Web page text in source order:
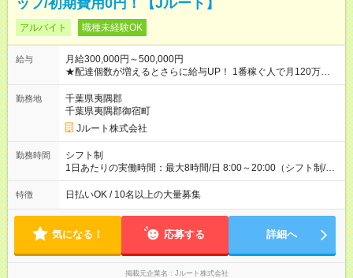
ッフ/初期費用0円！【Jルート】
アルバイト 職種未経験OK
給与
月給300,000円～500,000円
★配達個数が増えるとさらに給与UP！ 1番稼ぐ人で月120万ほ
ど！ ・主要都市エリア 月収55万円／週5日稼働 月収65万~112
万円／週6日稼働 ・地方郊外エリア 月収40万円／週5日稼働 月
収40万円~50万円／週6日稼働 ＜モデルイメージ＞ ■月収50万
円 (27歳男性/江東区在住)※元建築関係 1日150個配達×25日勤務
(日休み) ■月収80万円(43歳男性/墨田区在住)※元営業 1日200個
勤務地
千葉県夷隅郡
千葉県夷隅郡御宿町
Jルート株式会社
勤務時間
シフト制
1日あたりの実働時間：最大8時間/日 8:00～20:00（シフト制/実
働8時間） ※週5日勤務（場所次第では週4も有り） ※配達状況に
よって時間外での勤務可能性有り ※案件により多少の前後あり
特徴 日払いOK / 10名以上の大量募集
気になる！ 応募する 詳細へ
掲載元企業名 Jルート株式会社